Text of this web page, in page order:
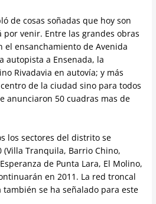
de cosas soñadas que hoy son
por venir. Entre las grandes obras
el ensanchamiento de Avenida
autopista a Ensenada, la
Rivadavia en autovía; y más
de la ciudad sino para todos
anunciaron 50 cuadras mas de
los sectores del distrito se
Tranquila, Barrio Chino,
de Punta Lara, El Molino,
en 2011. La red troncal
también se ha señalado para este